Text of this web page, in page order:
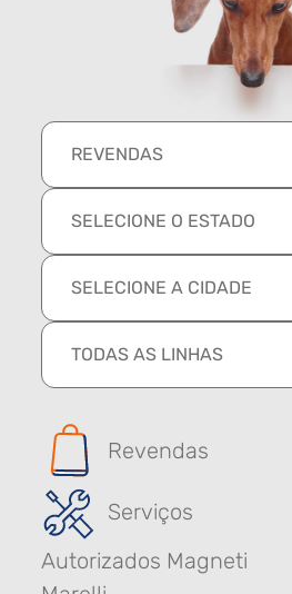
REVENDAS
SELECIONE O ESTADO
SELECIONE A CIDADE
TODAS AS LINHAS
Revendas
Serviços
Autorizados Magneti